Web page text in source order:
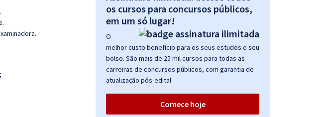
os cursos para concursos públicos,
em um só lugar!
O
melhor custo benefício para os seus estudos e seu
bolso. São mais de 25 mil cursos para todas as
carreiras de concursos públicos, com garantia de
atualização pós-edital.
Comece hoje